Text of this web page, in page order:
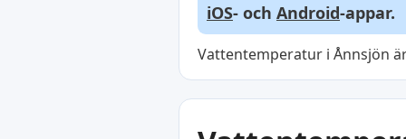
iOS- och Android-appar.
Vattentemperatur i Ånnsjön är